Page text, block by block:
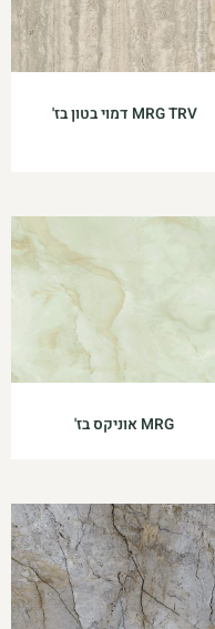
MRG TRV דמוי בטון בז'
MRG אוניקס בז'